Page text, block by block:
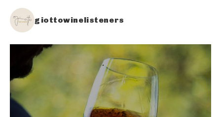
giottowinelisteners